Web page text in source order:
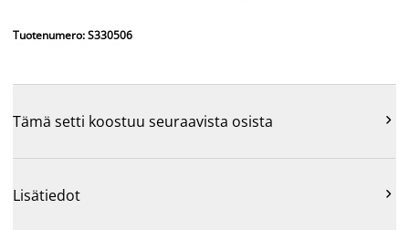
Tuotenumero: S330506
Tämä setti koostuu seuraavista osista 
Lisätiedot 